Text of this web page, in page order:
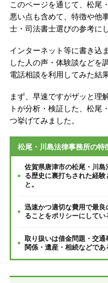
このページを通じて、松尾
悪い点も含めて、特徴や他
士・司法書士選びの参考に
インターネット等に書き込
した人の声・体験談などを
電話相談を利用してみた結
まず、早速ですがザッと理
トが分析・検証した、松尾
つ挙げてみました。
松尾・川島法律事務所の特
佐賀県唐津市の松尾・川島
る歴史に裏打ちされた経
と。
迅速かつ適切な費用で最
ることをポリシーにしてい
取り扱いは借金問題・交
関係・遺産・相続などであ